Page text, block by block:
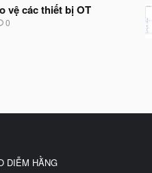
vệ các thiết bị OT
0
DIỄM HẰNG